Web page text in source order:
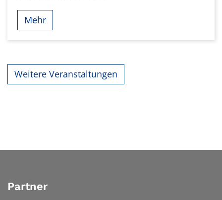
Mehr
Weitere Veranstaltungen
Partner